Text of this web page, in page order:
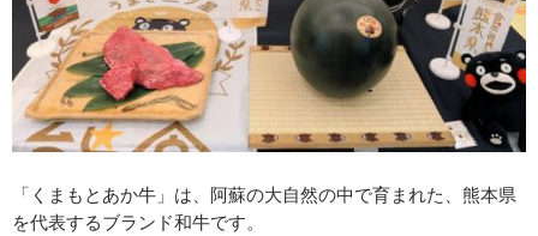
「くまもとあか牛」は、阿蘇の大自然の中で育まれた、熊本県
を代表するブランド和牛です。